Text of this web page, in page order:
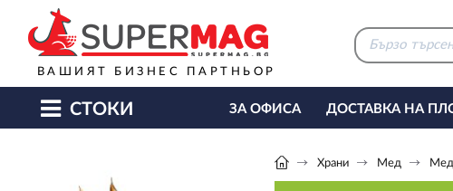
ВАШИЯТ БИЗНЕС ПАРТНЬОР
СТОКИ ЗА ОФИСА ДОСТАВКА НА
Храни Мед Мед